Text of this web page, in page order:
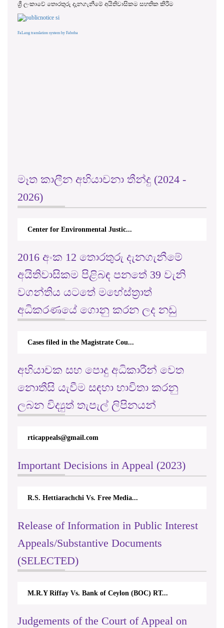
ශ්‍රී ලංකාවේ තොරතුරු දැනගැනීමේ අයිතිවාසිකම සහතික කිරීම
FaLang translation system by Faboba
මෑත කාලීන අභියාචනා තීන්දු (2024 -
2026)
Center for Environmental Justic...
2016 අංක 12 තොරතුරු දැනගැනීමේ
අයිතිවාසිකම පිළිබඳ පනතේ 39 වැනි
වගන්තිය යටතේ මහේස්ත්‍රාත්
අධිකරණයේ ගොනු කරන ලද නඩු
Cases filed in the Magistrate Cou...
අභියාචක සහ පොදු අධිකාරීන් වෙත
නොතීසි යැවීම සඳහා භාවිතා කරනු
ලබන විද්‍යුත් තැපැල් ලිපිනයන්
rticappeals@gmail.com
Important Decisions in Appeal (2023)
R.S. Hettiarachchi Vs. Free Media...
Release of Information in Public Interest
Appeals/Substantive Documents
(SELECTED)
M.R.Y Riffay Vs. Bank of Ceylon (BOC) RT...
Judgements of the Court of Appeal on